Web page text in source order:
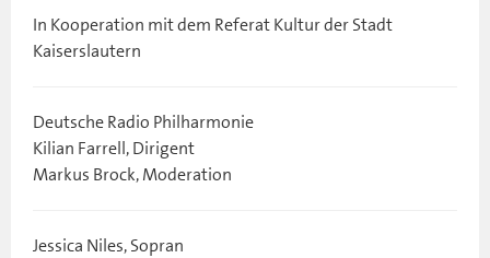
In Kooperation mit dem Referat Kultur der Stadt
Kaiserslautern
Deutsche Radio Philharmonie
Kilian Farrell, Dirigent
Markus Brock, Moderation
Jessica Niles, Sopran